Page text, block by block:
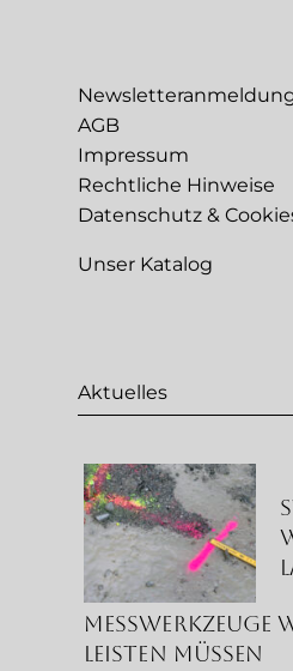
AGB
Impressum
Rechtliche Hinweise
Datenschutz &
Unser Katalog
Aktuelles
leisten müssen